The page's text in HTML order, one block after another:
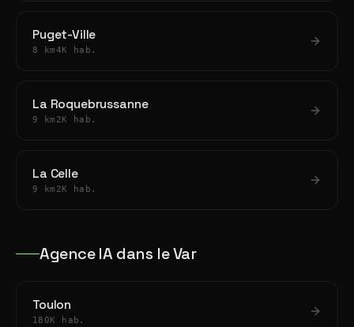
Puget-Ville
8 km4K hab.
La Roquebrussanne
9 km 2K hab.
La Celle
9 km 2K hab.
Agence IA dans le Var
Toulon
180K hab.